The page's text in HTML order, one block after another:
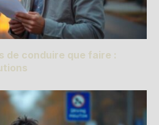
de conduire que faire :